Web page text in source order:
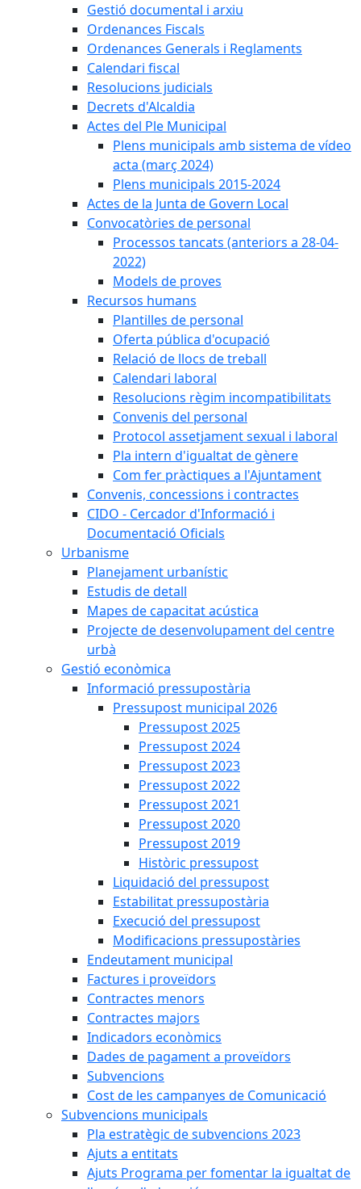
Gestió documental i arxiu
Ordenances Fiscals
Ordenances Generals i Reglaments
Calendari fiscal
Resolucions judicials
Decrets d'Alcaldia
Actes del Ple Municipal
Plens municipals amb sistema de vídeo
acta (març 2024)
Plens municipals 2015-2024
Actes de la Junta de Govern Local
Convocatòries de personal
Processos tancats (anteriors a 28-04-
2022)
Models de proves
Recursos humans
Plantilles de personal
Oferta pública d'ocupació
Relació de llocs de treball
Calendari laboral
Resolucions règim incompatibilitats
Convenis del personal
Protocol assetjament sexual i laboral
Pla intern d'igualtat de gènere
Com fer pràctiques a l'Ajuntament
Convenis, concessions i contractes
CIDO - Cercador d'Informació i
Documentació Oficials
Urbanisme
Planejament urbanístic
Estudis de detall
Mapes de capacitat acústica
Projecte de desenvolupament del centre
urbà
Gestió econòmica
Informació pressupostària
Pressupost municipal 2026
Pressupost 2025
Pressupost 2024
Pressupost 2023
Pressupost 2022
Pressupost 2021
Pressupost 2020
Pressupost 2019
Històric pressupost
Liquidació del pressupost
Estabilitat pressupostària
Execució del pressupost
Modificacions pressupostàries
Endeutament municipal
Factures i proveïdors
Contractes menors
Contractes majors
Indicadors econòmics
Dades de pagament a proveïdors
Subvencions
Cost de les campanyes de Comunicació
Subvencions municipals
Pla estratègic de subvencions 2023
Ajuts a entitats
Ajuts Programa per fomentar la igualtat de